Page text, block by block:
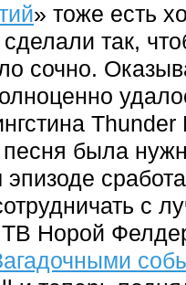
» тоже есть
сделали так,
сочно.
была
эпизоде
с
Норой